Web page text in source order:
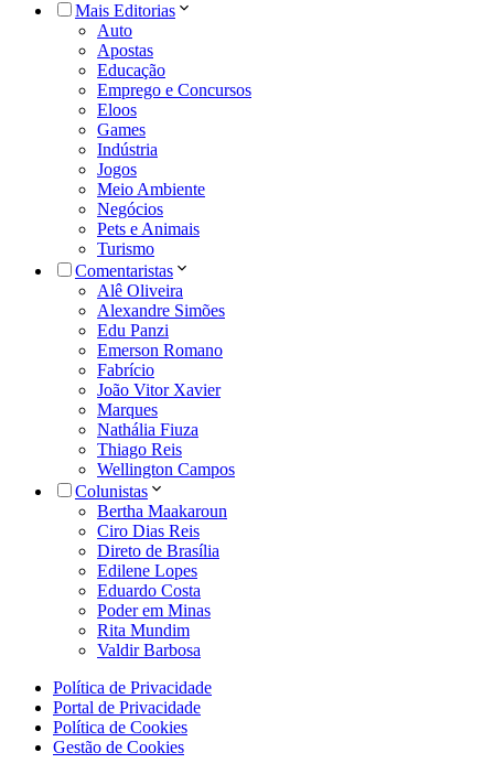
Mais Editorias
Auto
Apostas
Educação
Emprego e Concursos
Eloos
Games
Indústria
Jogos
Meio Ambiente
Negócios
Pets e Animais
Turismo
Comentaristas
Alê Oliveira
Alexandre Simões
Edu Panzi
Emerson Romano
Fabrício
João Vitor Xavier
Marques
Nathália Fiuza
Thiago Reis
Wellington Campos
Colunistas
Bertha Maakaroun
Ciro Dias Reis
Direto de Brasília
Edilene Lopes
Eduardo Costa
Poder em Minas
Rita Mundim
Valdir Barbosa
Política de Privacidade
Portal de Privacidade
Política de Cookies
Gestão de Cookies